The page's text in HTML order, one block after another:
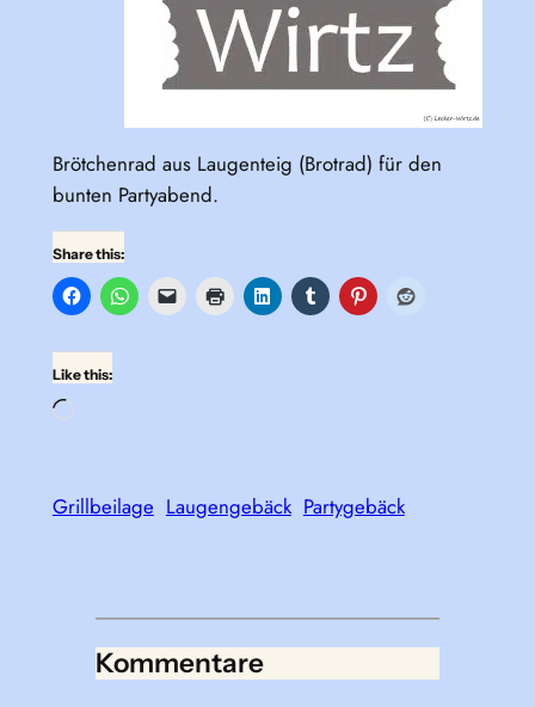
Brötchenrad aus Laugenteig (Brotrad) für den
bunten Partyabend.
Share this:
Like this:
Loading…
Grillbeilage Laugengebäck Partygebäck
Kommentare